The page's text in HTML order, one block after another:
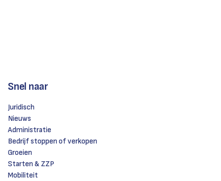
Snel naar
Juridisch
Nieuws
Administratie
Bedrijf stoppen of verkopen
Groeien
Starten & ZZP
Mobiliteit